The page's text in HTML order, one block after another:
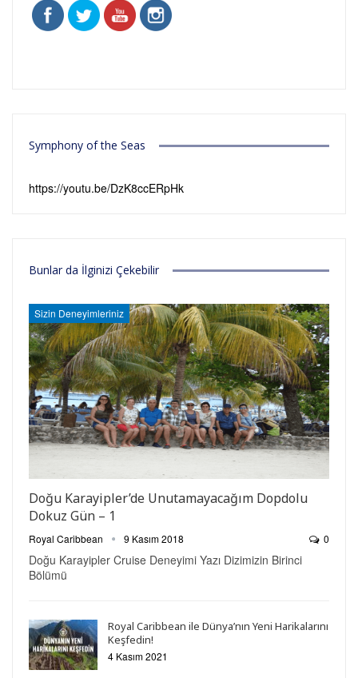
Symphony of the Seas
https://youtu.be/DzK8ccERpHk
Bunlar da İlginizi Çekebilir
Sizin Deneyimleriniz
Doğu Karayipler’de Unutamayacağım Dopdolu
Dokuz Gün – 1
Royal Caribbean 9 Kasım 2018 0
Doğu Karayipler Cruise Deneyimi Yazı Dizimizin Birinci
Bölümü
Royal Caribbean ile Dünya’nın Yeni Harikalarını
Keşfedin!
4 Kasım 2021